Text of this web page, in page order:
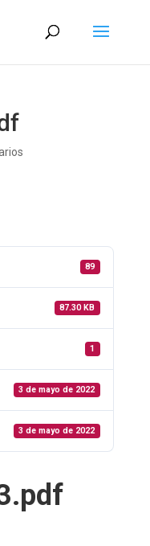
89
87.30 KB
1
3 de mayo de 2022
3 de mayo de 2022